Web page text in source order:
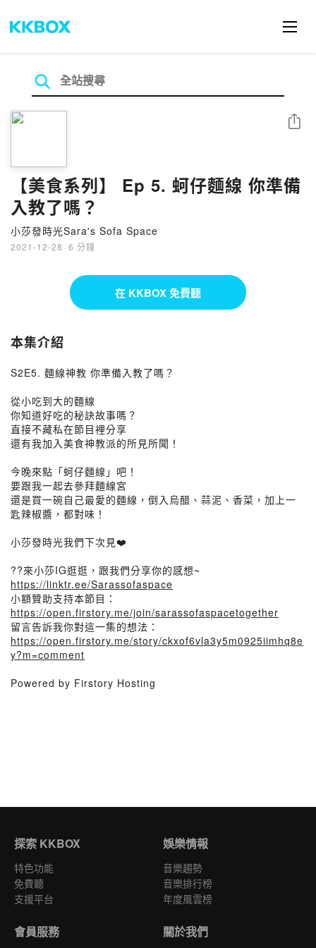
【美食系列】 Ep 5. 蚵仔麵線 你準備
入教了嗎？
小莎發時光Sara's Sofa Space
2021-12-28 · 6 分鐘
分享
在 KKBOX 免費聽
本集介紹
S2E5. 麵線神教 你準備入教了嗎？
從小吃到大的麵線
你知道好吃的秘訣故事嗎？
直接不藏私在節目裡分享
還有我加入美食神教派的所見所聞！
今晚來點「蚵仔麵線」吧！
要跟我一起去參拜麵線宮
還是買一碗自己最愛的麵線，倒入烏醋、蒜泥、香菜，加上一
匙辣椒醬，都對味！
小莎發時光我們下次見❤️
??來小莎IG逛逛，跟我們分享你的感想~
https://linktr.ee/Sarassofaspace
小額贊助支持本節目：
https://open.firstory.me/join/sarassofaspacetogether
留言告訴我你對這一集的想法：
https://open.firstory.me/story/ckxof6vla3y5m0925iimhq8e
y?m=comment
Powered by Firstory Hosting
探索 KKBOX
特色功能
免費聽
支援平台
娛樂情報
音樂趨勢
音樂排行榜
年度風雲榜
會員服務 關於我們